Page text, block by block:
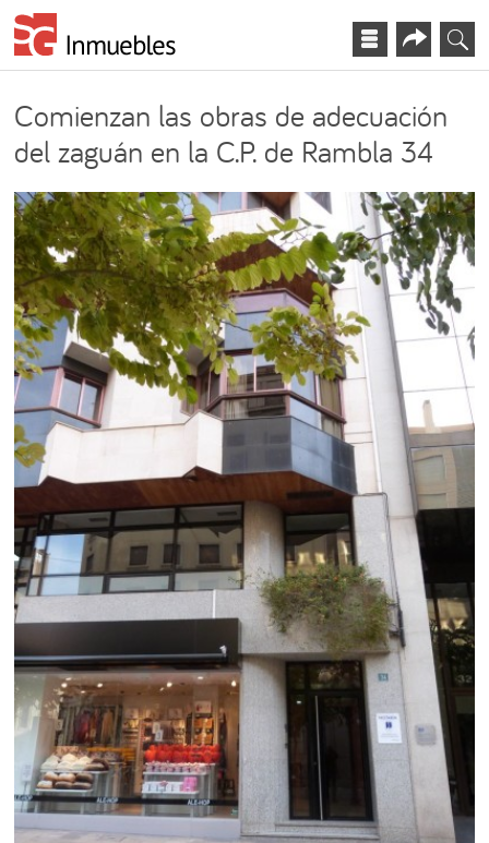
Comienzan las obras de adecuación
del zaguán en la C.P. de Rambla 34